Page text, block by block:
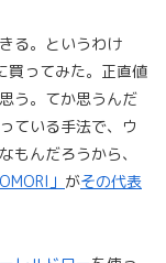
る。というわけ
買ってみた。正直値
う。てか思うんだ
ている手法で、ウ
もんだろうから、
OMORI」 がその代表